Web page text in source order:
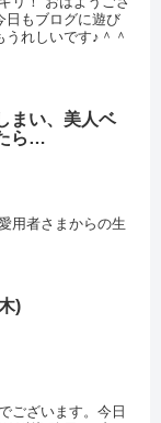
日もブログに遊び
れしいです♪＾＾
まい、美人ベ
ら…
用者さまからの生
)
ございます。今日